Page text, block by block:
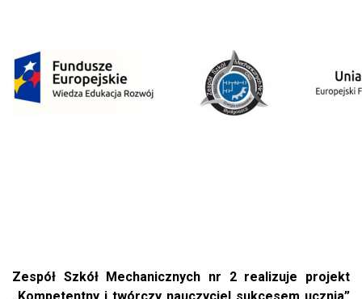
Zespół Szkół Mechanicznych nr 2 realizuje projekt